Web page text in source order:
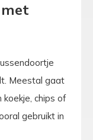
Meestal gaat
chips of
gebruikt in